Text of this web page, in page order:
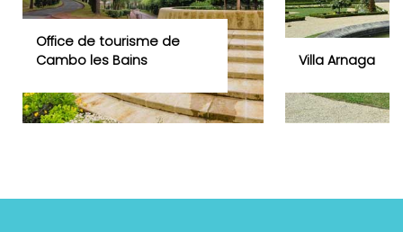
Office de tourisme de
Cambo les Bains
Villa Arnaga